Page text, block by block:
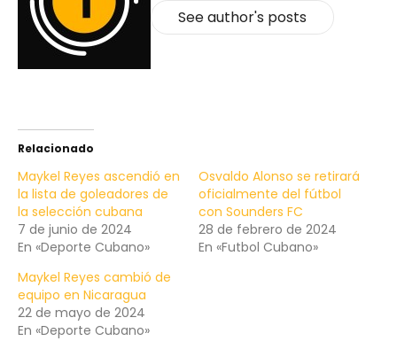
See author's posts
Relacionado
Maykel Reyes ascendió en
la lista de goleadores de
la selección cubana
7 de junio de 2024
En «Deporte Cubano»
Osvaldo Alonso se retirará
oficialmente del fútbol
con Sounders FC
28 de febrero de 2024
En «Futbol Cubano»
Maykel Reyes cambió de
equipo en Nicaragua
22 de mayo de 2024
En «Deporte Cubano»